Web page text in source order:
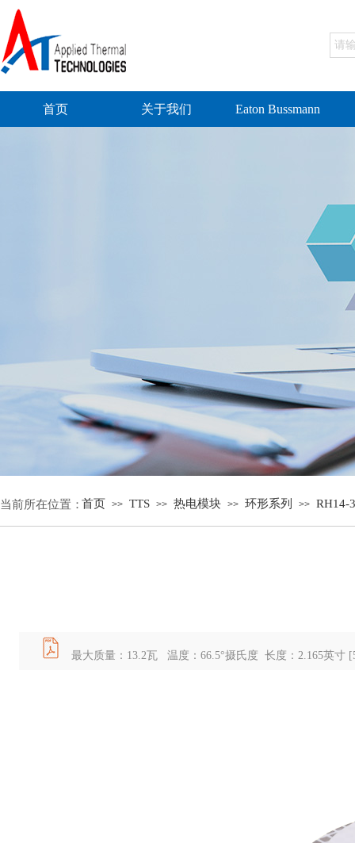
首页 关于我们 Eaton Bussmann
当前所在位置：首页 >> TTS >> 热电模块 >> 环形系列 >> RH14-
最大质量：13.2瓦 温度：66.5°摄氏度 长度： 2.165英寸